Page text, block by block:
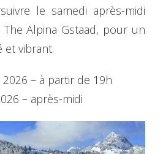
le samedi après-midi
Alpina Gstaad, pour un
et vibrant.
– à partir de 19h
– après-midi